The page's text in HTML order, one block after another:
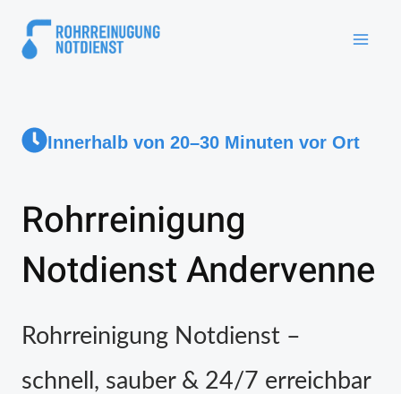
Innerhalb von 20–30 Minuten vor Ort
Rohrreinigung
Notdienst Andervenne
Rohrreinigung Notdienst –
schnell, sauber & 24/7 erreichbar